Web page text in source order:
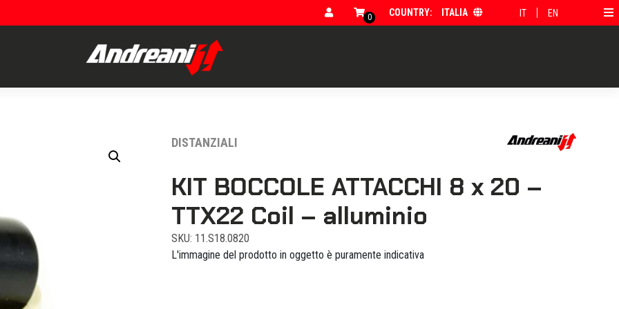
0 COUNTRY: ITALIA IT EN
DISTANZIALI
KIT BOCCOLE ATTACCHI 8 x 20 –
TTX22 Coil – alluminio
SKU: 11.S18.0820
L'immagine del prodotto in oggetto è puramente indicativa